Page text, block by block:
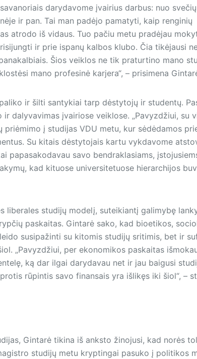
darydavome įvairius darbus: nuo svečių
ir pan. Tai man padėjo pamatyti, kaip renginių
atrodo iš vidaus. Tuo pačiu metu pradėjau
ir prie ispanų kalbos klubo. Čia tikėjausi
Šios veiklos ne tik praturtino mano
mano profesinė karjera“, – prisimena
ir šilti santykiai tarp dėstytojų ir studentų.
dalyvavimas įvairiose veiklose. „Pavyzdžiui, su
į studijas VDU metu, kur sėdėdamos
Su kitais dėstytojais kartu vykdavome
papasakodavau savo bendraklasiams,
kad kituose universitetuose hierarchijos
liberales studijų modelį, suteikiantį galimybę
paskaitas. Gintarė sako, kad bioetikos,
susipažinti su kitomis studijų sritimis, bet ir
„Pavyzdžiui, per ekonomikos paskaitas
ką dar ilgai darydavau net ir jau baigusi
rūpintis savo finansais yra išlikęs iki šiol“, –
Gintarė tikina iš anksto žinojusi, kad norės
studijų metu kryptingai pasuko į politikos